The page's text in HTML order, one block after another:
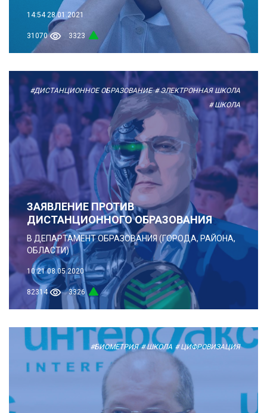
14:54 28.01.2021
31070 3323
#ДИСТАНЦИОННОЕ ОБРАЗОВАНИЕ # ЭЛЕКТРОННАЯ ШКОЛА
# ШКОЛА
ЗАЯВЛЕНИЕ ПРОТИВ
ДИСТАНЦИОННОГО ОБРАЗОВАНИЯ
В ДЕПАРТАМЕНТ ОБРАЗОВАНИЯ (ГОРОДА, РАЙОНА,
ОБЛАСТИ)
10:21 08.05.2020
82314 3326
#БИОМЕТРИЯ # ШКОЛА # ЦИФРОВИЗАЦИЯ